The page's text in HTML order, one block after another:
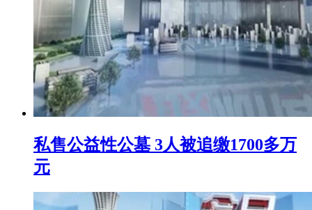
私售公益性公墓 3人被追缴1700多万
元